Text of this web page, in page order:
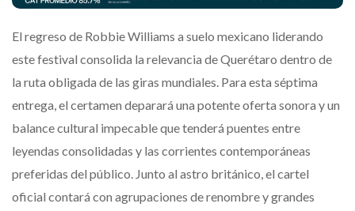
El regreso de Robbie Williams a suelo mexicano liderando
este festival consolida la relevancia de Querétaro dentro de
la ruta obligada de las giras mundiales. Para esta séptima
entrega, el certamen deparará una potente oferta sonora y un
balance cultural impecable que tenderá puentes entre
leyendas consolidadas y las corrientes contemporáneas
preferidas del público. Junto al astro británico, el cartel
oficial contará con agrupaciones de renombre y grandes